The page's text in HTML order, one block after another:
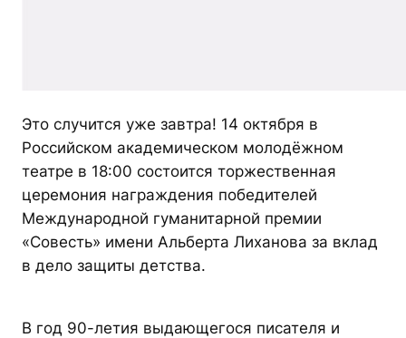
Это случится уже завтра! 14 октября в
Российском академическом молодёжном
театре в 18:00 состоится торжественная
церемония награждения победителей
Международной гуманитарной премии
«Совесть» имени Альберта Лиханова за вклад
в дело защиты детства.
В год 90-летия выдающегося писателя и